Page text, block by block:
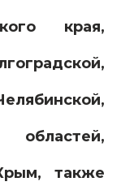
края,
областей,
также